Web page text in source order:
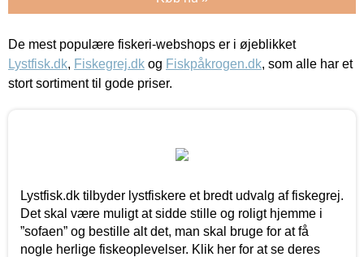
De mest populære fiskeri-webshops er i øjeblikket
Lystfisk.dk, Fiskegrej.dk og Fiskpåkrogen.dk, som alle har et
stort sortiment til gode priser.
Lystfisk.dk tilbyder lystfiskere et bredt udvalg af fiskegrej.
Det skal være muligt at sidde stille og roligt hjemme i
”sofaen” og bestille alt det, man skal bruge for at få
nogle herlige fiskeoplevelser. Klik her for at se deres